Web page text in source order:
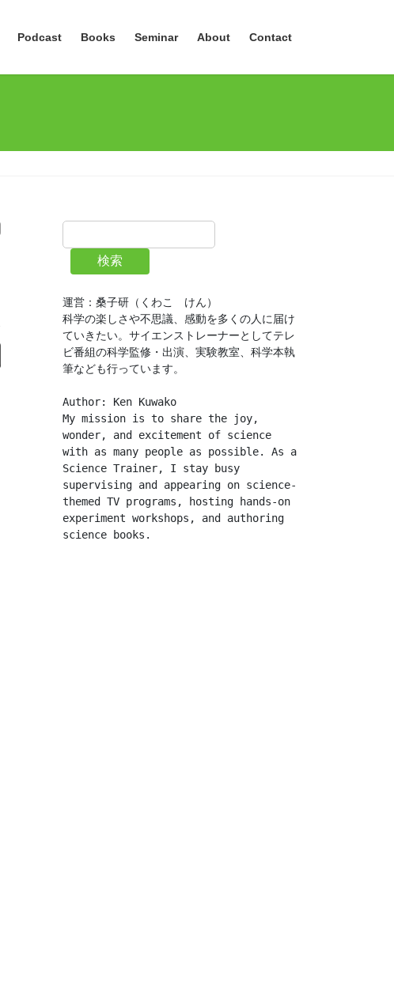
Podcast Books Seminar About Contact
検索
運営：桑子研（くわこ　けん）
科学の楽しさや不思議、感動を多くの人に届け
ていきたい。サイエンストレーナーとしてテレ
ビ番組の科学監修・出演、実験教室、科学本執
筆なども行っています。
Author: Ken Kuwako
My mission is to share the joy,
wonder, and excitement of science
with as many people as possible. As a
Science Trainer, I stay busy
supervising and appearing on science-
themed TV programs, hosting hands-on
experiment workshops, and authoring
science books.